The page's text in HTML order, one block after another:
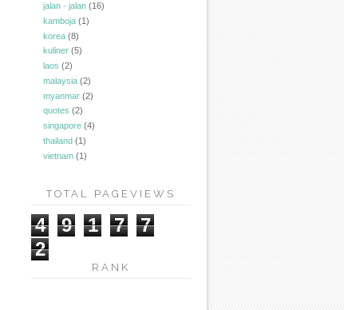
jalan - jalan (16)
kamboja (1)
korea (8)
kuliner (5)
laos (2)
malaysia (2)
myanmar (2)
quotes (2)
singapore (4)
thailand (1)
vietnam (1)
TOTAL PAGEVIEWS
4 9 1 7
7
2
RANK